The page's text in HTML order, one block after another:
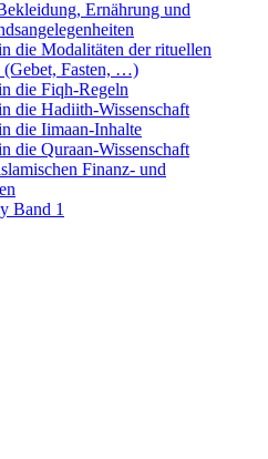
Ernährung und
die Modalitäten der rituellen
(Gebet, Fasten, …)
die Fiqh-Regeln
die Hadiith-Wissenschaft
die Iimaan-Inhalte
die Quraan-Wissenschaft
Finanz- und
Band 1